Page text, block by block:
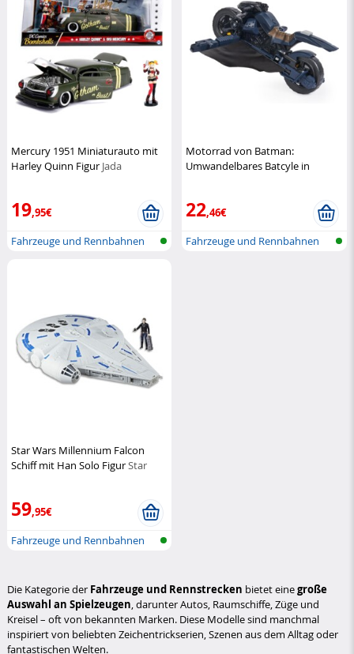
Mercury 1951 Miniaturauto mit
Harley Quinn Figur Jada
19,95€
Fahrzeuge und Rennbahnen
Motorrad von Batman:
Umwandelbares Batcyle in
22,46€
Fahrzeuge und Rennbahnen
Star Wars Millennium Falcon
Schiff mit Han Solo FigurStar
59,95€
Fahrzeuge und Rennbahnen
Die Kategorie der Fahrzeuge und Rennstrecken bietet einegroße
Auswahl an Spielzeugen , darunter Autos, Raumschiffe, Züge und
Kreisel – oft von bekannten Marken. Diese Modelle sind manchmal
inspiriert von beliebten Zeichentrickserien, Szenen aus dem Alltag oder
fantastischen Welten.